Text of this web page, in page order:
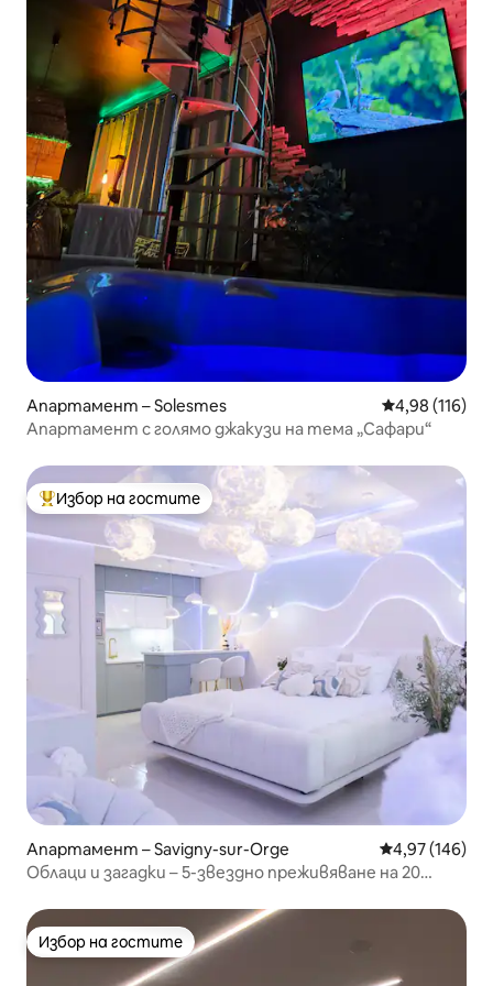
Апартамент – Solesmes Средна
4,98 (116)
Апартамент с голямо джакузи на тема „Сафари“
Най-популярен избор на гостите
Избор на гостите
Апартамент – Savigny-sur-Orge Средна
4,97 (146)
Облаци и загадки – 5-звездно преживяване на 20
Избор на гостите
Избор на гостите